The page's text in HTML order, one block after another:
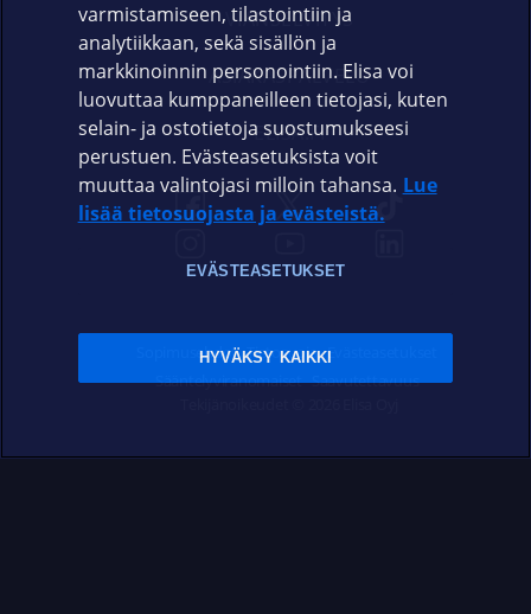
VIANSELVITYS
ASIAKASPALVELU
ELISA.FI
Sopimusehdot Tietosuoja Evästeasetukset
Sääntelyviranomaiset Saavutettavuus
varmistamiseen, tilastointiin ja
analytiikkaan, sekä sisällön ja
markkinoinnin personointiin. Elisa voi
luovuttaa kumppaneilleen tietojasi, kuten
selain- ja ostotietoja suostumukseesi
perustuen. Evästeasetuksista voit
muuttaa valintojasi milloin tahansa. Lue
lisää tietosuojasta ja evästeistä.
EVÄSTEASETUKSET
HYVÄKSY KAIKKI